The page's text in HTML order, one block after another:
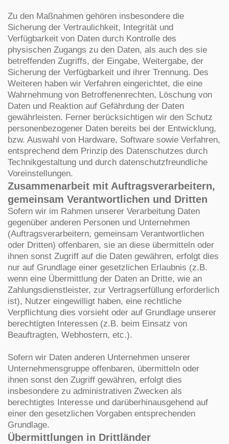
Zu den Maßnahmen gehören insbesondere die
Sicherung der Vertraulichkeit, Integrität und
Verfügbarkeit von Daten durch Kontrolle des
physischen Zugangs zu den Daten, als auch des sie
betreffenden Zugriffs, der Eingabe, Weitergabe, der
Sicherung der Verfügbarkeit und ihrer Trennung. Des
Weiteren haben wir Verfahren eingerichtet, die eine
Wahrnehmung von Betroffenenrechten, Löschung von
Daten und Reaktion auf Gefährdung der Daten
gewährleisten. Ferner berücksichtigen wir den Schutz
personenbezogener Daten bereits bei der Entwicklung,
bzw. Auswahl von Hardware, Software sowie Verfahren,
entsprechend dem Prinzip des Datenschutzes durch
Technikgestaltung und durch datenschutzfreundliche
Voreinstellungen.
Zusammenarbeit mit Auftragsverarbeitern,
gemeinsam Verantwortlichen und Dritten
Sofern wir im Rahmen unserer Verarbeitung Daten
gegenüber anderen Personen und Unternehmen
(Auftragsverarbeitern, gemeinsam Verantwortlichen
oder Dritten) offenbaren, sie an diese übermitteln oder
ihnen sonst Zugriff auf die Daten gewähren, erfolgt dies
nur auf Grundlage einer gesetzlichen Erlaubnis (z.B.
wenn eine Übermittlung der Daten an Dritte, wie an
Zahlungsdienstleister, zur Vertragserfüllung erforderlich
ist), Nutzer eingewilligt haben, eine rechtliche
Verpflichtung dies vorsieht oder auf Grundlage unserer
berechtigten Interessen (z.B. beim Einsatz von
Beauftragten, Webhostern, etc.).
Sofern wir Daten anderen Unternehmen unserer
Unternehmensgruppe offenbaren, übermitteln oder
ihnen sonst den Zugriff gewähren, erfolgt dies
insbesondere zu administrativen Zwecken als
berechtigtes Interesse und darüberhinausgehend auf
einer den gesetzlichen Vorgaben entsprechenden
Grundlage.
Übermittlungen in Drittländer